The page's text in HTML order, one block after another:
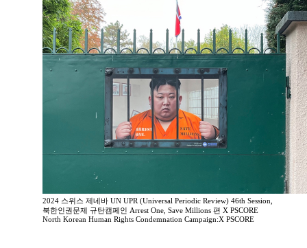
2024 스위스 제네바 UN UPR (Universal Periodic Review) 46th Session,
북한인권문제 규탄캠페인 Arrest One, Save Millions 편 X PSCORE
North Korean Human Rights Condemnation Campaign:X PSCORE